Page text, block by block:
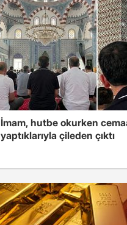
İmam, hutbe okurken
yaptıklarıyla çileden çıktı